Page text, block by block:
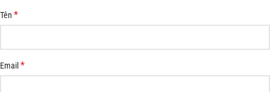
Tên *
Email *